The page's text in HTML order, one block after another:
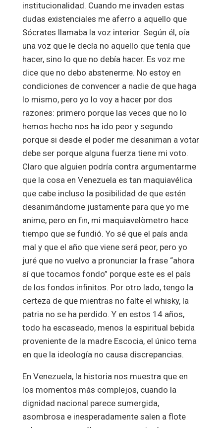
institucionalidad. Cuando me invaden estas
dudas existenciales me aferro a aquello que
Sócrates llamaba la voz interior. Según él, oía
una voz que le decía no aquello que tenía que
hacer, sino lo que no debía hacer. Es voz me
dice que no debo abstenerme. No estoy en
condiciones de convencer a nadie de que haga
lo mismo, pero yo lo voy a hacer por dos
razones: primero porque las veces que no lo
hemos hecho nos ha ido peor y segundo
porque si desde el poder me desaniman a votar
debe ser porque alguna fuerza tiene mi voto.
Claro que alguien podría contra argumentarme
que la cosa en Venezuela es tan maquiavélica
que cabe incluso la posibilidad de que estén
desanimándome justamente para que yo me
anime, pero en fin, mi maquiavelòmetro hace
tiempo que se fundió. Yo sé que el país anda
mal y que el año que viene será peor, pero yo
juré que no vuelvo a pronunciar la frase “ahora
sí que tocamos fondo” porque este es el país
de los fondos infinitos. Por otro lado, tengo la
certeza de que mientras no falte el whisky, la
patria no se ha perdido. Y en estos 14 años,
todo ha escaseado, menos la espiritual bebida
proveniente de la madre Escocia, el único tema
en que la ideología no causa discrepancias.
En Venezuela, la historia nos muestra que en
los momentos más complejos, cuando la
dignidad nacional parece sumergida,
asombrosa e inesperadamente salen a flote